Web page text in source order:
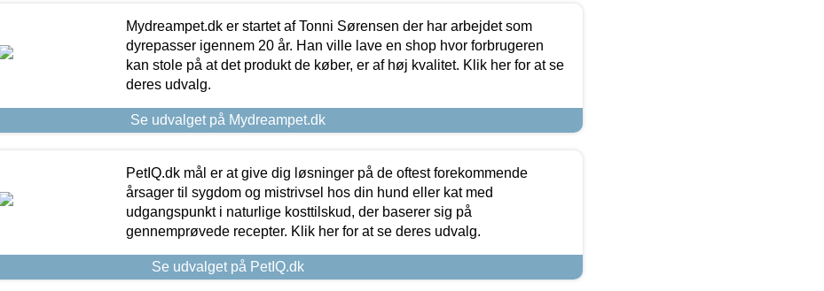
Mydreampet.dk er startet af Tonni Sørensen der har arbejdet som
dyrepasser igennem 20 år. Han ville lave en shop hvor forbrugeren
kan stole på at det produkt de køber, er af høj kvalitet. Klik her for at se
deres udvalg.
Se udvalget på Mydreampet.dk
PetIQ.dk mål er at give dig løsninger på de oftest forekommende
årsager til sygdom og mistrivsel hos din hund eller kat med
udgangspunkt i naturlige kosttilskud, der baserer sig på
gennemprøvede recepter. Klik her for at se deres udvalg.
Se udvalget på PetIQ.dk